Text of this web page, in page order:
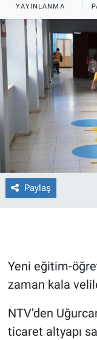
YAYINLANMA
Paylaş
Yeni eğitim-
zaman kala
NTV’den
ticaret altyapı
Eğitim
Eğlence
Ekonomi
Forum
Gerçeğin
Gün Başlıyor
Gün Bitiyor
Gündem
Günün
Haber